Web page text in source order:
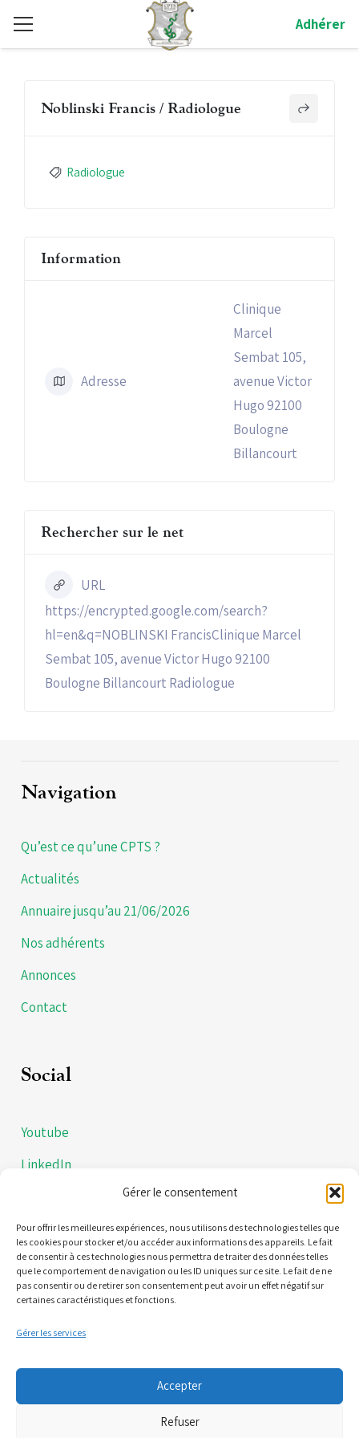
Gérer le consentement
Pour offrir les meilleures expériences, nous utilisons des technologies telles que
les cookies pour stocker et/ou accéder aux informations des appareils. Le fait
de consentir à ces technologies nous permettra de traiter des données telles
que le comportement de navigation ou les ID uniques sur ce site. Le fait de ne
pas consentir ou de retirer son consentement peut avoir un effet négatif sur
certaines caractéristiques et fonctions.
Gérer les services
Accepter
Refuser
Adhérer
Noblinski Francis / Radiologue
Radiologue
Information
Adresse
Clinique
Marcel
Sembat 105,
avenue Victor
Hugo 92100
Boulogne
Billancourt
Rechercher sur le net
URL
https://encrypted.google.com/search?
hl=en&q=NOBLINSKI FrancisClinique Marcel
Sembat 105, avenue Victor Hugo 92100
Boulogne Billancourt Radiologue
Navigation
Qu’est ce qu’une CPTS ?
Actualités
Annuaire jusqu’au 21/06/2026
Nos adhérents
Annonces
Contact
Social
Youtube
LinkedIn
Politiques de confidentialités
Mentions légales
(Nous ne sommes pas une plateforme de RDV)